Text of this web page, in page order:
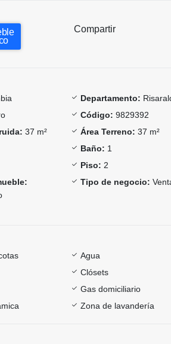
Compartir
Departamento:
Código: 9829392
37 m² Área Terreno: 37 m²
Baño: 1
Piso: 2
Tipo de negocio:
Agua
Clósets
Gas domiciliario
Zona de lavandería